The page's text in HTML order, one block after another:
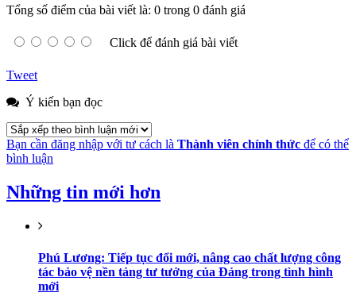
Tổng số điểm của bài viết là: 0 trong 0 đánh giá
Click để đánh giá bài viết
Tweet
Ý kiến bạn đọc
Bạn cần đăng nhập với tư cách là Thành viên chính thức để có thể
bình luận
Những tin mới hơn
Phú Lương: Tiếp tục đổi mới, nâng cao chất lượng công
tác bảo vệ nền tảng tư tưởng của Đảng trong tình hình
mới